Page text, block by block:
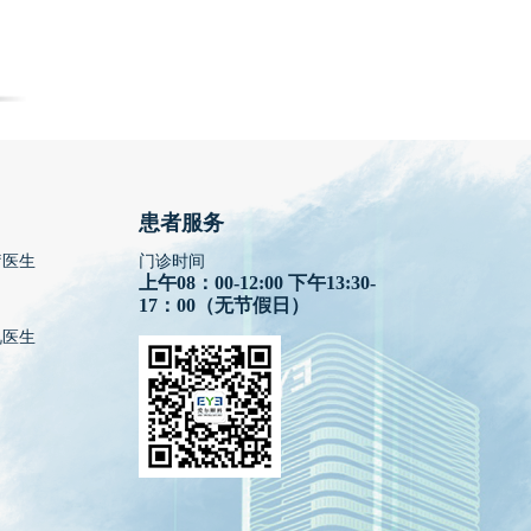
生
生
患者服务
门诊时间
上午08：00-12:00 下午13:30-
17：00（无节假日）